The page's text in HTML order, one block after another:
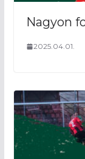
Nagyon
2025.04.01.